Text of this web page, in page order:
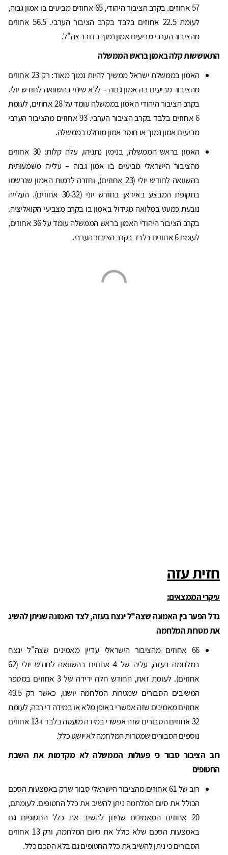
57 אחוזים. בקרב הציבור היהודי, 65 אחוזים מביעים בו אמון גבוה,
לעומת 22.5 אחוזים בלבד בקרב הציבור הערבי. 56.5 אחוזים
מהציבור הערבי מביעים אמון נמוך בדובר צה"ל.
התאוששות קלה באמון בראש הממשלה
האמון בממשלת ישראל ממשיך להיות נמוך מאוד: רק 23 אחוזים
מהציבור מביעים בה אמון גבוה – ללא שינוי בהשוואה לחודש יולי.
בקרב הציבור היהודי האמון בממשלה עומד על 28 אחוזים, לעומת
6 אחוזים בלבד בקרב הציבור הערבי. 93 אחוזים מהציבור הערבי
מביעים אמון נמוך או חוסר אמון מוחלט בממשלה.
האמון בראש הממשלה, בנימין נתניהו, עלה קלות: 30 אחוזים
מהציבור הישראלי מביעים בו אמון גבוה – עלייה משמעותית
בהשוואה לחודש יולי (23 אחוזים), וחזרה לרמות האמון שנרשמו
בתקופת המבצע באיראן בחודש יוני (30-32 אחוזים). העלייה
נובעת כמעט במלואה מגידול באמון בו בקרב מצביעי הקואליציה.
בקרב הציבור היהודי האמון בראש הממשלה עומד על 36 אחוזים,
לעומת 6 אחוזים בלבד בקרב הציבור הערבי.
חזית עזה
עיקרי הממצאים:
גדל הפער בין האמונה שצה"ל ינצח בעזה, לצד האמונה שניתן להשיג
את מטרות המלחמה
66 אחוזים מהציבור הישראלי עדיין מאמינים שצה"ל ינצח
במלחמה בעזה, עליה של 4 אחוזים בהשוואה לחודש יולי (62
אחוזים). לעומת זאת, החודש חלה ירידה של 3 אחוזים במספר
המשיבים הסבורים שמטרות המלחמה יושגו, כאשר רק 49.5
אחוזים מאמינים שזה אפשרי באופן מלא או במידה די רבה, לעומת
32 אחוזים הסבורים שזה אפשרי במידה מועטה בלבד ו-13 אחוזים
נוספים הסבורים שמטרות המלחמה לא יושגו כלל.
רוב הציבור סבור כי פעולות הממשלה לא מקדמות את השבת
החטופים
רוב של 61 אחוזים מהציבור הישראלי סבור שרק באמצעות הסכם
הכולל את סיום המלחמה ניתן להשיב את כלל החטופים. לעומתם,
20 אחוזים המאמינים שניתן להשיב את כלל החטופים גם
באמצעות הסכם שלא כולל את סיום המלחמה, ורק 13 אחוזים
הסבורים כי ניתן להשיב את כלל החטופים גם בלא הסכם כלל.